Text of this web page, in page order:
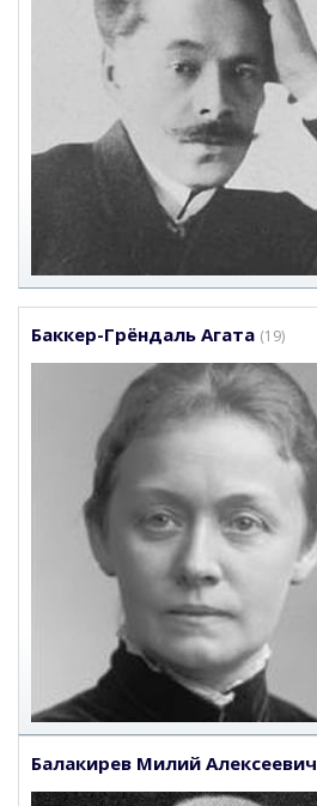
Баккер-Грёндаль Агата (19)
Балакирев Милий Алексеевич